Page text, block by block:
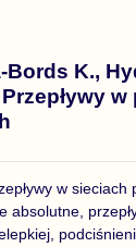
Bords K.,
w sieciach
absolutne,